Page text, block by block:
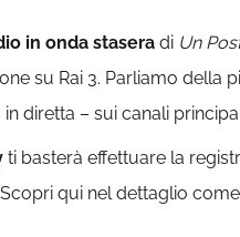
in onda stasera di Un
su Rai 3. Parliamo
diretta – sui canali
ti basterà effettuare la
qui nel dettaglio